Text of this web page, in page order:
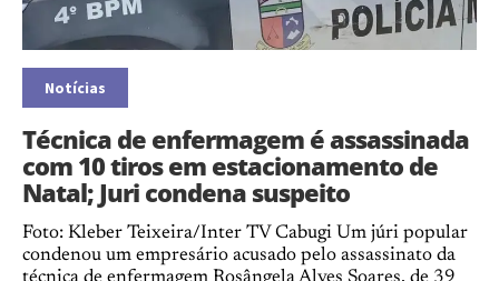
Notícias
Técnica de enfermagem é assassinada
com 10 tiros em estacionamento de
Natal; Juri condena suspeito
Foto: Kleber Teixeira/Inter TV Cabugi Um júri popular
condenou um empresário acusado pelo assassinato da